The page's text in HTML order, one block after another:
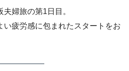
婦旅の第1日目。
い疲労感に包まれたスタートをお